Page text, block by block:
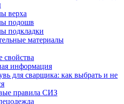
верха
подошв
подкладки
материалы
свойства
информация
для сварщика: как выбрать и не
правила СИЗ